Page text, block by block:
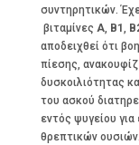
συντηρητικών.
βιταμίνες Α, Β1 ,
αποδειχθεί ότι
πίεσης,
δυσκοιλιότητας
του ασκού
εντός ψυγείου για
θρεπτικών ουσιών.